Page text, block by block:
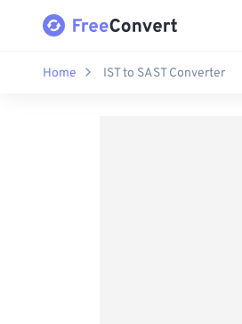
Home IST to SAST Converter